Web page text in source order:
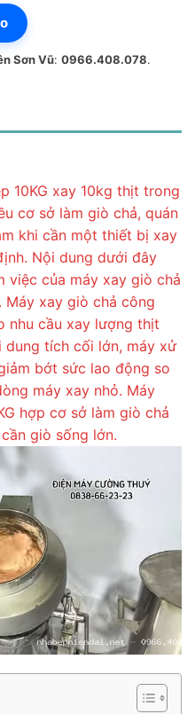
Sơn Vũ: 0966.408.078.
10KG xay 10kg thịt trong
cơ sở làm giò chả, quán
khi cần một thiết bị xay
Nội dung dưới đây
việc của máy xay giò chả
Máy xay giò chả công
nhu cầu xay lượng thịt
dung tích cối lớn, máy xử
bớt sức lao động so
máy xay nhỏ. Máy
hợp cơ sở làm giò chả
giò sống lớn.